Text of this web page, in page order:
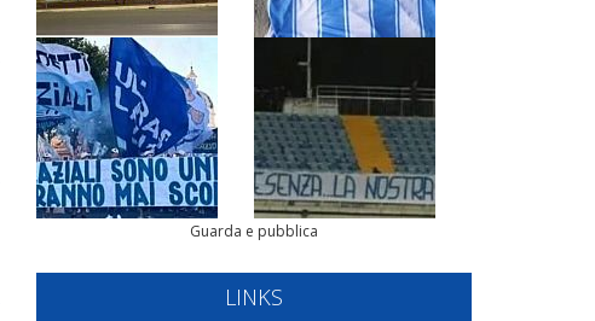
Guarda e pubblica
LINKS